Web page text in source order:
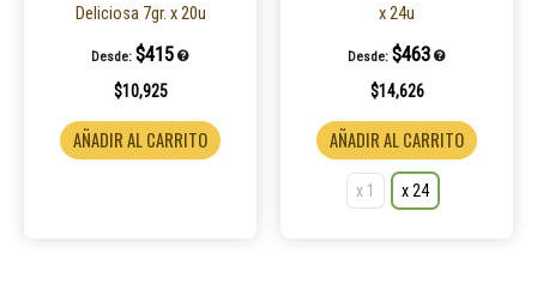
Deliciosa 7gr. x 20u
Desde: $415
$10,925
AÑADIR AL CARRITO
x 24u
Desde: $463
$14,626
AÑADIR AL CARRITO
x 1 x 24